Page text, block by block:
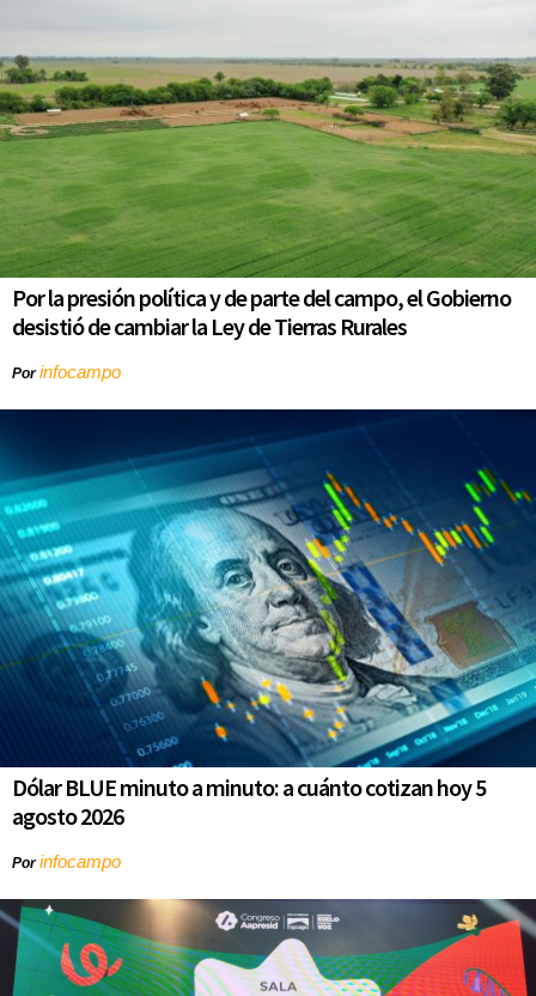
Por la presión política y de parte del campo, el Gobierno
desistió de cambiar la Ley de Tierras Rurales
Porinfocampo
Dólar BLUE minuto a minuto: a cuánto cotizan hoy 5
agosto 2026
Porinfocampo